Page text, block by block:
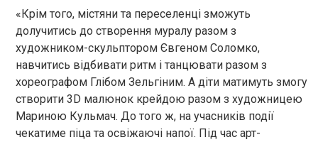
«Крім того, містяни та переселенці зможуть
долучитись до створення муралу разом з
художником-скульптором Євгеном Соломко,
навчитись відбивати ритм і танцювати разом з
хореографом Глібом Зельгіним. А діти матимуть змогу
створити 3D малюнок крейдою разом з художницею
Мариною Кульмач. До того ж, на учасників події
чекатиме піца та освіжаючі напої. Під час арт-